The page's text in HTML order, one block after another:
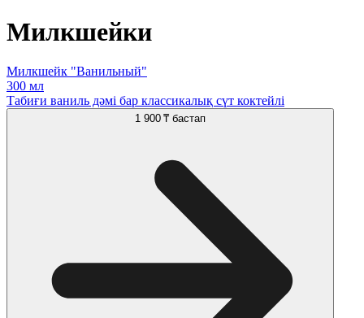
Милкшейки
Милкшейк "Ванильный"
300 мл
Табиғи ваниль дәмі бар классикалық сүт коктейлі
1 900 ₸ бастап